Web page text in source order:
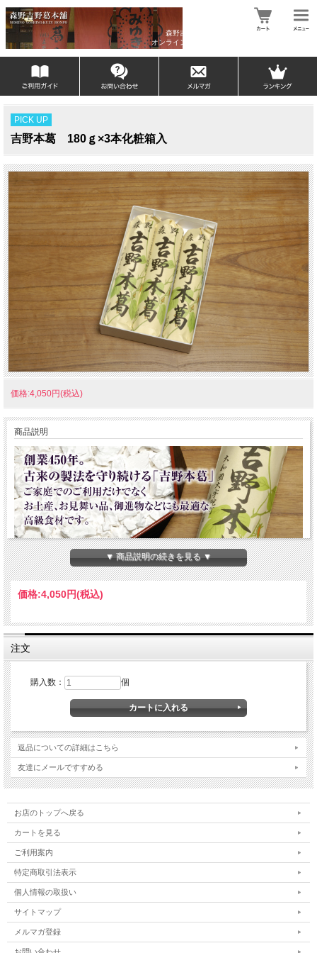
森野吉野葛本舗
オンラインショップ
PICK UP
吉野本葛 180ｇ×3本化粧箱入
価格:4,050円(税込)
商品説明
▼ 商品説明の続きを見る ▼
価格:4,050円(税込)
注文
購入数： 個
返品についての詳細はこちら
友達にメールですすめる
お店のトップへ戻る
カートを見る
ご利用案内
特定商取引法表示
個人情報の取扱い
サイトマップ
メルマガ登録